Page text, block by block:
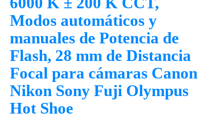
Modos automáticos y
manuales de Potencia de
Flash, 28 mm de Distancia
Focal para cámaras Canon
Nikon Sony Fuji Olympus
Hot Shoe